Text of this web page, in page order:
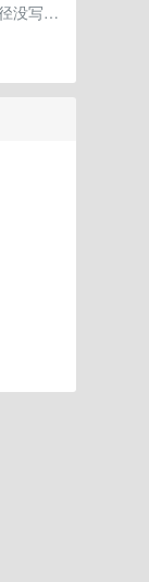
uploadifive上传提示成功但是，路径没写入数据库